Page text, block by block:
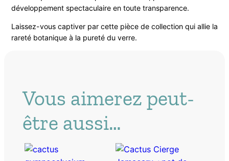
développement spectaculaire en toute transparence.
Laissez-vous captiver par cette pièce de collection qui allie la
rareté botanique à la pureté du verre.
Vous aimerez peut-
être aussi…